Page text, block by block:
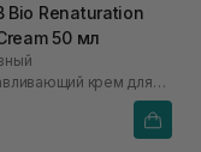
Bio Renaturation
50 мл
крем для